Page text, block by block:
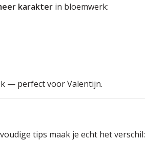
karakter in bloemwerk:
— perfect voor Valentijn.
tips maak je echt het verschil: